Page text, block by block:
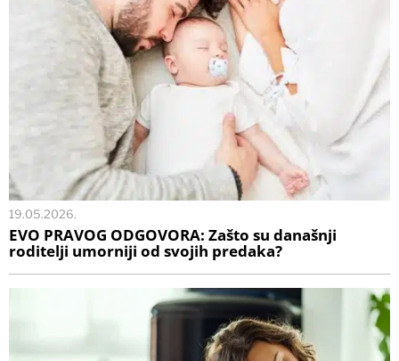
19.05.2026.
EVO PRAVOG ODGOVORA: Zašto su današnji
roditelji umorniji od svojih predaka?